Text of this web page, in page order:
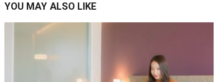
YOU MAY ALSO LIKE